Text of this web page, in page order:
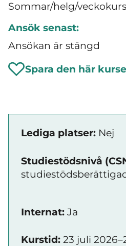
Sommar/helg/veckokurs
Ansök senast:
Ansökan är stängd
Spara den här
Lediga platser: Nej
Studiestödsnivå
Internat: Ja
Kurstid: 23 juli